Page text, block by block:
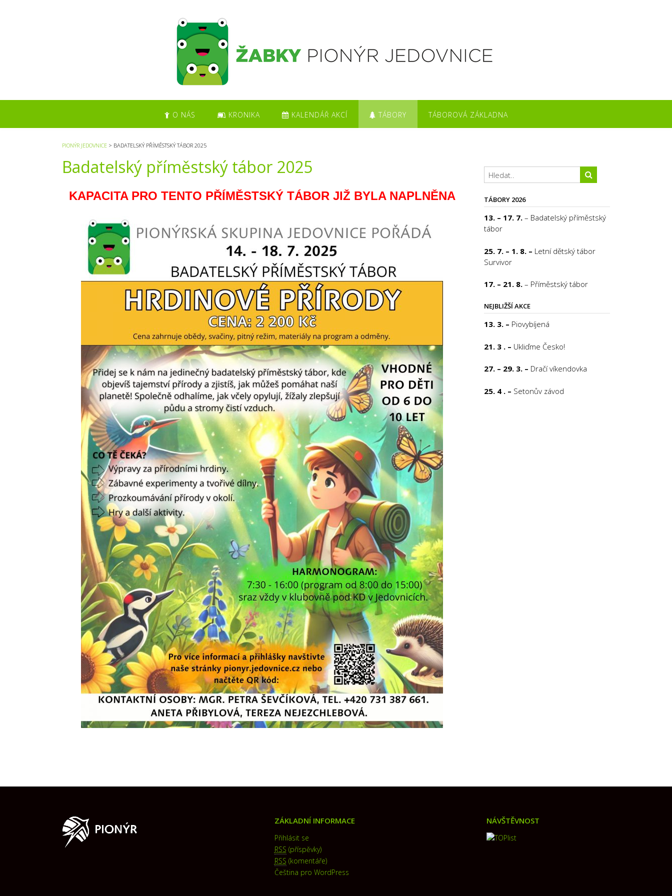
n
O NÁS KRONIKA KALENDÁŘ AKCÍ TÁBORY TÁBOROVÁ ZÁKLADNA
PIONÝR JEDOVNICE > BADATELSKÝ PŘÍMĚSTSKÝ TÁBOR 2025
Badatelský příměstský tábor 2025
KAPACITA PRO TENTO PŘÍMĚSTSKÝ TÁBOR JIŽ BYLA NAPLNĚNA TÁBORY 2026
13. – 17. 7. – Badatelský příměstský
tábor
25. 7. – 1. 8. – Letní dětský tábor
Survivor
17. – 21. 8. – Příměstský tábor
NEJBLIŽŠÍ AKCE
13. 3. – Piovybíjená
21. 3 . – Ukliďme Česko!
27. – 29. 3. – Dračí víkendovka
25. 4 . – Setonův závod
ZÁKLADNÍ INFORMACE
Přihlásit se
RSS (příspěvky)
RSS (komentáře)
Čeština pro WordPress
NÁVŠTĚVNOST